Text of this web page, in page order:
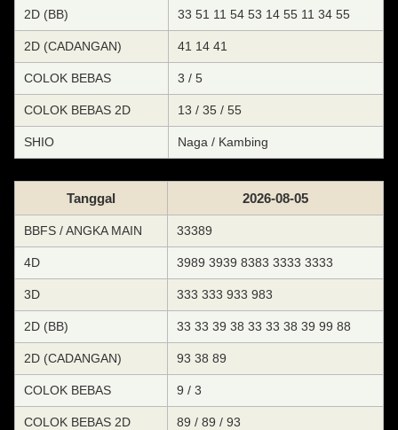
2D (BB) 33 51 11 54 53 14 55 11 34 55
2D (CADANGAN) 41 14 41
COLOK BEBAS 3 / 5
COLOK BEBAS 2D 13 / 35 / 55
SHIO Naga / Kambing
Tanggal 2026-08-05
BBFS / ANGKA MAIN 33389
4D 3989 3939 8383 3333 3333
3D 333 333 933 983
2D (BB) 33 33 39 38 33 33 38 39 99 88
2D (CADANGAN) 93 38 89
COLOK BEBAS 9 / 3
COLOK BEBAS 2D 89 / 89 / 93